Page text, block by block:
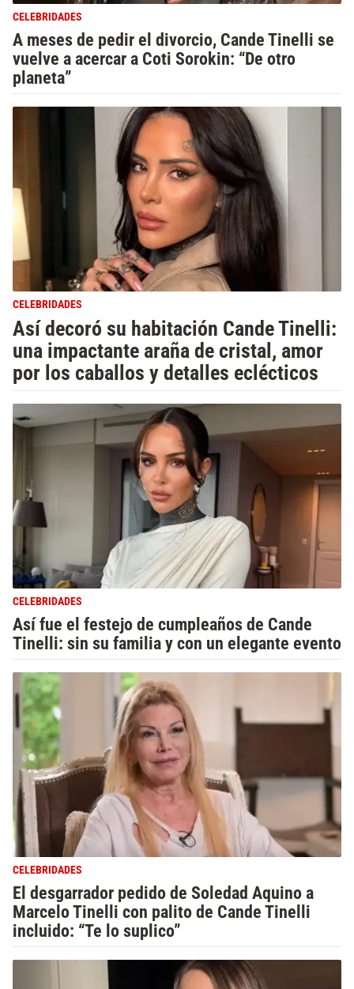
CELEBRIDADES
A meses de pedir el divorcio, Cande Tinelli se
vuelve a acercar a Coti Sorokin: “De otro
planeta”
CELEBRIDADES
Así decoró su habitación Cande Tinelli:
una impactante araña de cristal, amor
por los caballos y detalles eclécticos
CELEBRIDADES
Así fue el festejo de cumpleaños de Cande
Tinelli: sin su familia y con un elegante evento
CELEBRIDADES
El desgarrador pedido de Soledad Aquino a
Marcelo Tinelli con palito de Cande Tinelli
incluido: “Te lo suplico”